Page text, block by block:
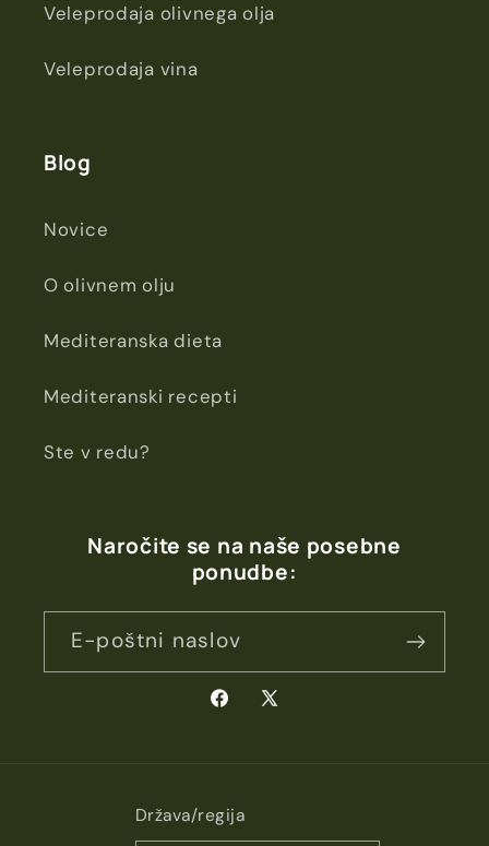
Veleprodaja olivnega olja
Veleprodaja vina
Blog
Novice
O olivnem olju
Mediteranska dieta
Mediteranski recepti
Ste v redu?
Naročite se na naše posebne
ponudbe:
E-poštni naslov
Facebook
X
Država/regija